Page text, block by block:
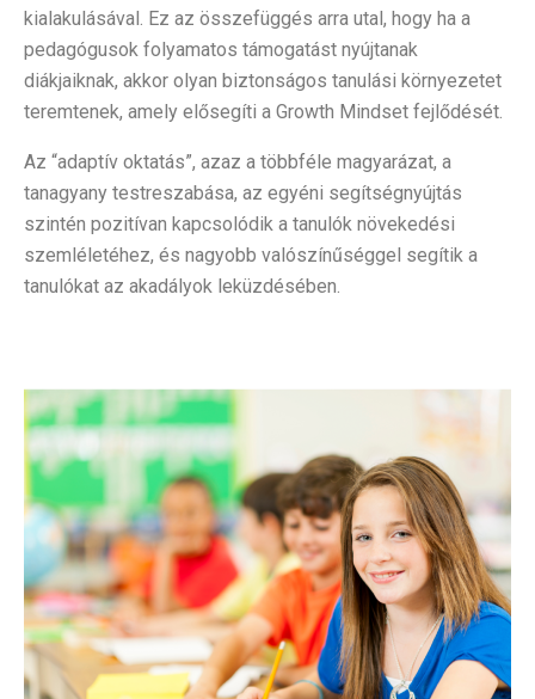
kialakulásával. Ez az összefüggés arra utal, hogy ha a
pedagógusok folyamatos támogatást nyújtanak
diákjaiknak, akkor olyan biztonságos tanulási környezetet
teremtenek, amely elősegíti a Growth Mindset fejlődését.
Az “adaptív oktatás”, azaz a többféle magyarázat, a
tanagyany testreszabása, az egyéni segítségnyújtás
szintén pozitívan kapcsolódik a tanulók növekedési
szemléletéhez, és nagyobb valószínűséggel segítik a
tanulókat az akadályok leküzdésében.